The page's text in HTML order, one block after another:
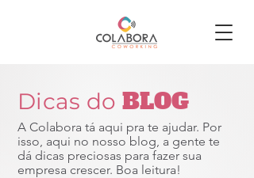
Dicas do BLOG
A Colabora tá aqui pra te ajudar. Por
isso, aqui no nosso blog, a gente te
dá dicas preciosas para fazer sua
empresa crescer. Boa leitura!